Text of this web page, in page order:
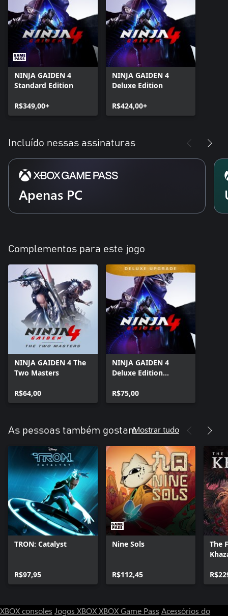
NINJA GAIDEN 4
Standard Edition
R$349,00+
NINJA GAIDEN 4
Deluxe Edition
R$424,00+
Incluído nessas assinaturas
Apenas PC
Complementos para este jogo
NINJA GAIDEN 4 The
Two Masters
R$64,00
NINJA GAIDEN 4
Deluxe Edition
R$75,00
As pessoas também gostamMostrar tudo
TRON: Catalyst
R$97,95
Nine Sols
R$112,45
The
XBOX consoles Jogos XBOXXBOX Game Pass Acessórios do